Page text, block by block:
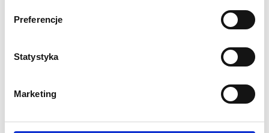
Preferencje
Statystyka
Marketing
Żywotność diod do 50 000 godzin
Zasilacz w zestawie
Torba transportowa z przegrodami w zestawie